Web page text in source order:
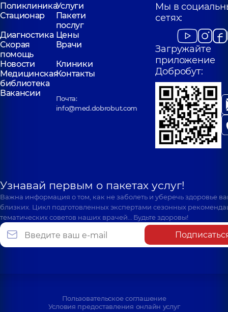
ПоликлиникаУслуги
Стационар
Пакети
послуг
Диагностика Цены
Скорая
помощь
Врачи
Новости
Клиники
Медицинская
библиотека
Контакты
Вакансии
Почта:
info@med.dobrobut.com
Мы в
сетях:
Загружайте
приложение
Добробут:
Узнавай первым о пакетах услуг!
Важна информация о том, как не заболеть и уберечь здоровье
близких. Цикл подготовленных экспертами сезонных
тематических советов наших врачей… Будьте здоровы!
Пользовательское соглашение
Условия предоставления онлайн услуг